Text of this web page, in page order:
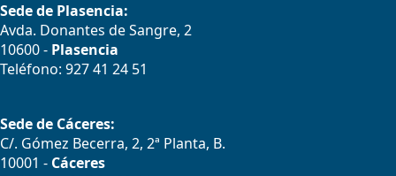
Sede de Plasencia:
Avda. Donantes de Sangre, 2
10600 - Plasencia
Teléfono: 927 41 24 51
Sede de Cáceres:
C/. Gómez Becerra, 2, 2ª Planta, B.
10001 - Cáceres